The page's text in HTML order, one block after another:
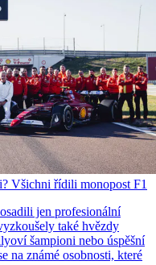
Všichni řídili monopost F1
jen profesionální
také hvězdy
šampioni nebo úspěšní
na známé osobnosti, které